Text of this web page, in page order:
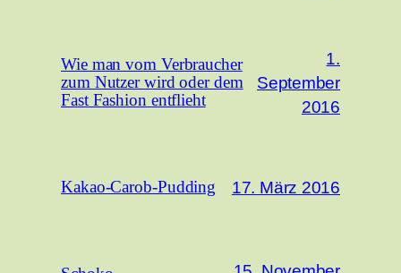
Wie man vom Verbraucher
zum Nutzer wird oder dem
Fast Fashion entflieht
1.
September
2016
Kakao-Carob-Pudding 17. März 2016